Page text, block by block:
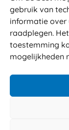
gebruik van
informatie
raadplegen.
toestemming
mogelijkheden
Levering
Retouren
Service en garantie
© 2026 Sabé